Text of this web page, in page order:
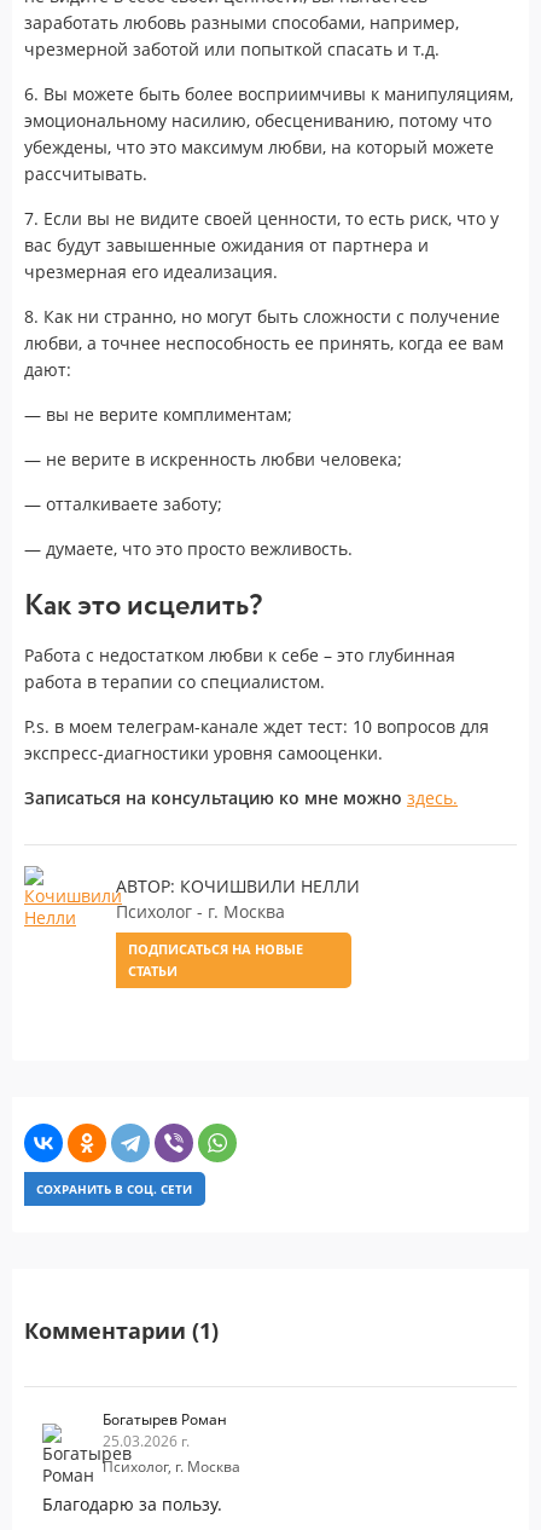
заработать любовь разными способами, например,
чрезмерной заботой или попыткой спасать и т.д.
6. Вы можете быть более восприимчивы к манипуляциям,
эмоциональному насилию, обесцениванию, потому что
убеждены, что это максимум любви, на который можете
рассчитывать.
7. Если вы не видите своей ценности, то есть риск, что у
вас будут завышенные ожидания от партнера и
чрезмерная его идеализация.
8. Как ни странно, но могут быть сложности с получение
любви, а точнее неспособность ее принять, когда ее вам
дают:
— вы не верите комплиментам;
— не верите в искренность любви человека;
— отталкиваете заботу;
— думаете, что это просто вежливость.
Как это исцелить?
Работа с недостатком любви к себе – это глубинная
работа в терапии со специалистом.
P.s. в моем телеграм-канале ждет тест: 10 вопросов для
экспресс-диагностики уровня самооценки.
Записаться на консультацию ко мне можно здесь.
АВТОР: КОЧИШВИЛИ НЕЛЛИ
Психолог - г. Москва
ПОДПИСАТЬСЯ НА НОВЫЕ
СТАТЬИ
СОХРАНИТЬ В СОЦ. СЕТИ
Комментарии (1)
Богатырев Роман
25.03.2026 г.
Психолог, г. Москва
Благодарю за пользу.